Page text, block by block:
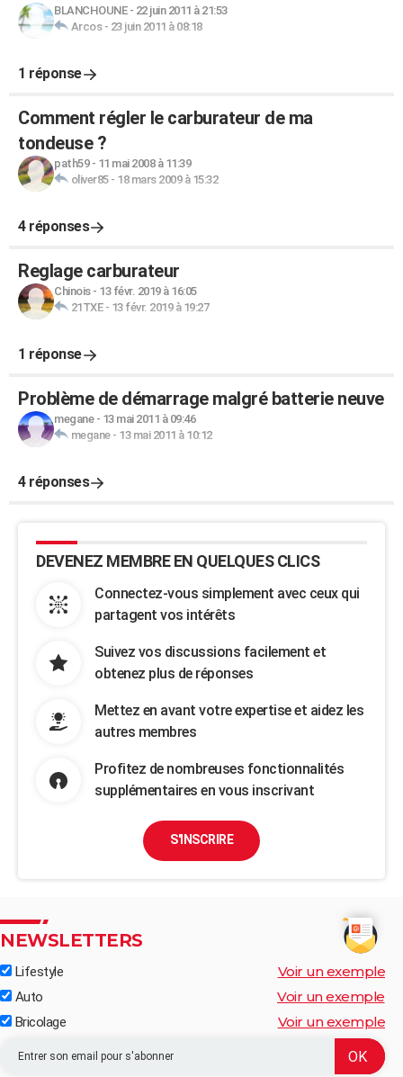
BLANCHOUNE- 22 juin 2011 à 21:53
Arcos- 23 juin 2011 à 08:18
1 réponse
Comment régler le carburateur de ma
tondeuse ?
path59- 11 mai 2008 à 11:39
oliver85- 18 mars 2009 à 15:32
4 réponses
Reglage carburateur
Chinois- 13 févr. 2019 à 16:05
21TXE- 13 févr. 2019 à 19:27
1 réponse
Problème de démarrage malgré batterie neuve
megane- 13 mai 2011 à 09:46
megane- 13 mai 2011 à 10:12
4 réponses
DEVENEZ MEMBRE EN QUELQUES CLICS
Connectez-vous simplement avec ceux qui
partagent vos intérêts
Suivez vos discussions facilement et
obtenez plus de réponses
Mettez en avant votre expertise et aidez les
autres membres
Profitez de nombreuses fonctionnalités
supplémentaires en vous inscrivant
S'INSCRIRE
NEWSLETTERS
Lifestyle Voir un exemple
Auto Voir un exemple
Bricolage Voir un exemple